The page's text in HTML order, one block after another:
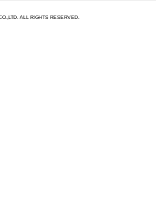
ALL RIGHTS RESERVED.